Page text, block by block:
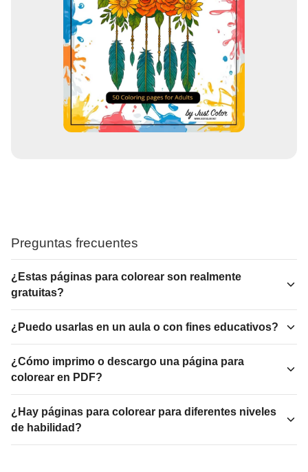
Preguntas frecuentes
¿Estas páginas para colorear son realmente
gratuitas?
¿Puedo usarlas en un aula o con fines educativos?
¿Cómo imprimo o descargo una página para
colorear en PDF?
¿Hay páginas para colorear para diferentes niveles
de habilidad?